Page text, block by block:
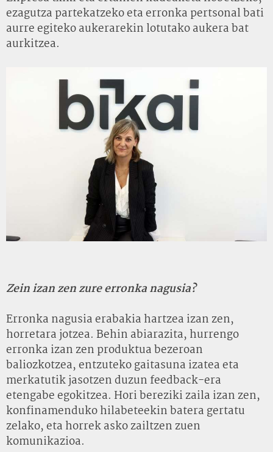
ezagutza partekatzeko eta erronka pertsonal bati
aurre egiteko aukerarekin lotutako aukera bat
aurkitzea.
Zein izan zen zure erronka nagusia?
Erronka nagusia erabakia hartzea izan zen,
horretara jotzea. Behin abiarazita, hurrengo
erronka izan zen produktua bezeroan
baliozkotzea, entzuteko gaitasuna izatea eta
merkatutik jasotzen duzun feedback-era
etengabe egokitzea. Hori bereziki zaila izan zen,
konfinamenduko hilabeteekin batera gertatu
zelako, eta horrek asko zailtzen zuen
komunikazioa.